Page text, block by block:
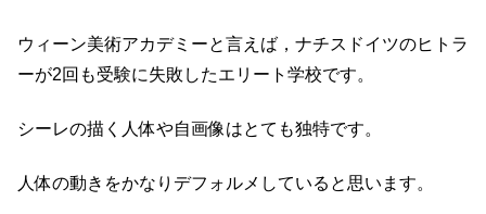
ウィーン美術アカデミーと言えば，ナチスドイツのヒトラ
ーが2回も受験に失敗したエリート学校です。
シーレの描く人体や自画像はとても独特です。
人体の動きをかなりデフォルメしていると思います。